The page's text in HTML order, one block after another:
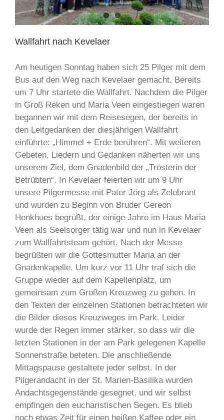
Wallfahrt nach Kevelaer
Am heutigen Sonntag haben sich 25 Pilger mit dem
Bus auf den Weg nach Kevelaer gemacht. Bereits
um 7 Uhr startete die Wallfahrt. Nachdem die Pilger
in Groß Reken und Maria Veen eingestiegen waren
begannen wir mit dem Reisesegen, der bereits in
den Leitgedanken der diesjährigen Wallfahrt
einführte: „Himmel + Erde berühren“. Mit weiteren
Gebeten, Liedern und Gedanken näherten wir uns
unserem Ziel, dem Gnadenbild der „Trösterin der
Betrübten“. In Kevelaer feierten wir um 9 Uhr
unsere Pilgermesse mit Pater Jörg als Zelebrant
und wurden zu Beginn von Bruder Gereon
Henkhues begrüßt, der einige Jahre im Haus Maria
Veen als Seelsorger tätig war und nun in Kevelaer
zum Wallfahrtsteam gehört. Nach der Messe
begrüßten wir die Gottesmutter Maria an der
Gnadenkapelle. Um kurz vor 11 Uhr traf sich die
Gruppe wieder auf dem Kapellenplatz, um
gemeinsam zum Großen Kreuzweg zu gehen. In
den Texten der einzelnen Stationen betrachteten wir
die Bilder dieses Kreuzweges im Park. Leider
wurde der Regen immer stärker, so dass wir die
letzten Stationen in der am Park gelegenen Kapelle
Sonnenstraße beteten. Die anschließende
Mittagspause gestaltete jeder selbst. In der
Pilgerandacht in der St. Marien-Basilika wurden
Andachtsgegenstände gesegnet, und wir selbst
empfingen den eucharistischen Segen. Es blieb
noch etwas Zeit für einen heißen Kaffee oder ein